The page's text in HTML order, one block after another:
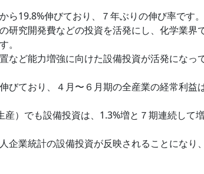
19.8%伸びており、７年ぶりの伸び率です。
究開発費などの投資を活発にし、化学業界
。
ど能力増強に向けた設備投資が活発になって
ており、４月〜６月期の全産業の経常利益
）でも設備投資は、1.3%増と７期連続して
業統計の設備投資が反映されることになり